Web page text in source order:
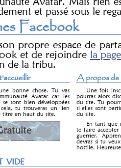
et passé sous le
Facebook
propre espace de
et de rejoindre la
de la tribu.
A propos de
Une fois
pourras alors
du site. Tu
si elles sont
du site.
En tant que
te faire
guerrier.
devras si tu
hostile.
bonne chose. Tu vas
Avatar car les
sont bien développées
tu trouveras un lien
titre en haut du site.
vide